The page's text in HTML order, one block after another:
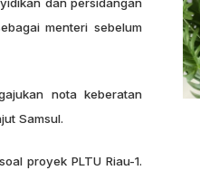
menteri sebelum
nota keberatan
Samsul.
proyek PLTU Riau-1.